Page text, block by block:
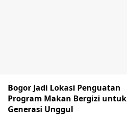
Bogor Jadi Lokasi Penguatan
Program Makan Bergizi untuk
Generasi Unggul